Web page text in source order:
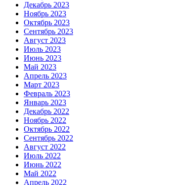
Декабрь 2023
Ноябрь 2023
Октябрь 2023
Сентябрь 2023
Август 2023
Июль 2023
Июнь 2023
Май 2023
Апрель 2023
Март 2023
Февраль 2023
Январь 2023
Декабрь 2022
Ноябрь 2022
Октябрь 2022
Сентябрь 2022
Август 2022
Июль 2022
Июнь 2022
Май 2022
Апрель 2022